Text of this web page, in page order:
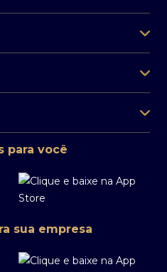
para você
sua empresa